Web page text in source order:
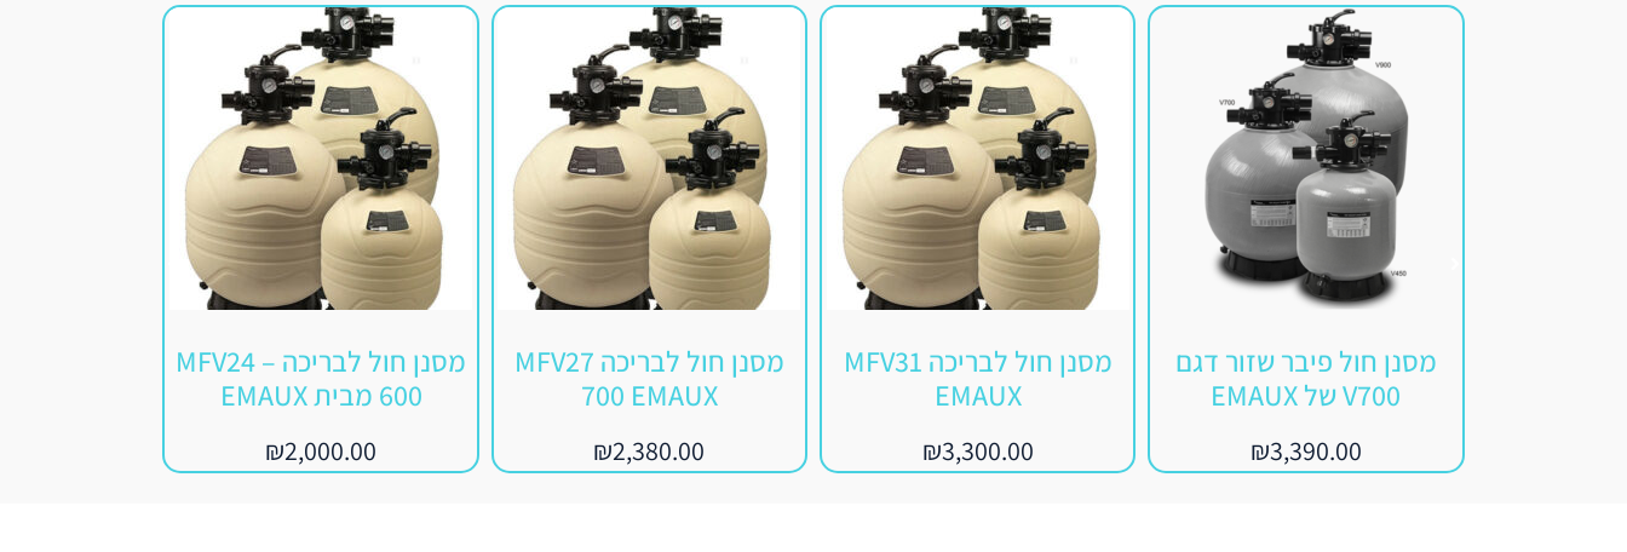
מסנן חול פיבר שזור דגם
V700 של EMAUX
₪3,390.00
מסנן חול לבריכה MFV31
EMAUX
₪3,300.00
מסנן חול לבריכה MFV27
700 EMAUX
₪2,380.00
מסנן חול לבריכה MFV24 –
600 מבית EMAUX
₪2,000.00